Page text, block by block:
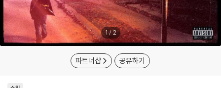
1 /2
파트너샵 공유하기